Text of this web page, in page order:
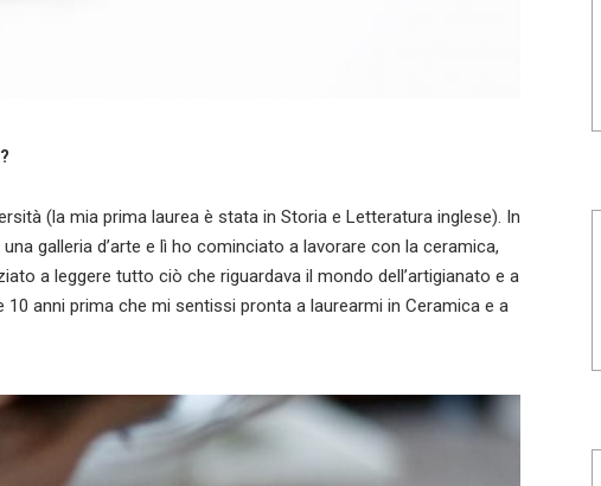
(la mia prima laurea è stata in Storia e Letteratura inglese). In
galleria d’arte e lì ho cominciato a lavorare con la ceramica,
a leggere tutto ciò che riguardava il mondo dell’artigianato e a
anni prima che mi sentissi pronta a laurearmi in Ceramica e a